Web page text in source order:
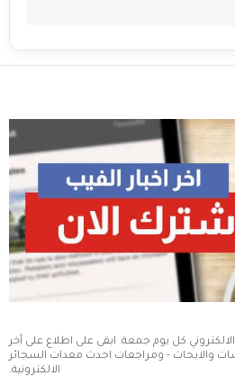
كل يوم جمعة. ابقى على اطلاع على أخر
والابحاث - ومراجعات احدث معدات السجائر
الالكترونية.